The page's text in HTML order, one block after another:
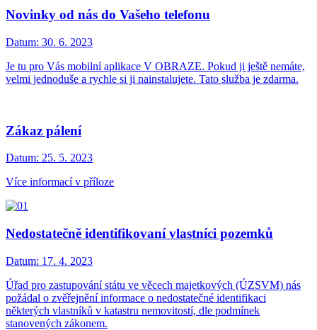
Novinky od nás do Vašeho telefonu
Datum: 30. 6. 2023
Je tu pro Vás mobilní aplikace V OBRAZE. Pokud ji ještě nemáte,
velmi jednoduše a rychle si ji nainstalujete. Tato služba je zdarma.
Zákaz pálení
Datum: 25. 5. 2023
Více informací v příloze
Nedostatečně identifikovaní vlastníci pozemků
Datum: 17. 4. 2023
Úřad pro zastupování státu ve věcech majetkových (ÚZSVM) nás
požádal o zvěřejnění informace o nedostatečné identifikaci
některých vlastníků v katastru nemovitostí, dle podmínek
stanovených zákonem.